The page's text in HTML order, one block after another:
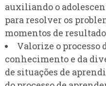
auxiliando o
para resolver os
momentos de
Valorize o processo
conhecimento e da
de situações de